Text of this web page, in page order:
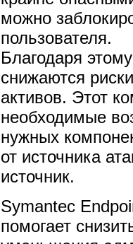
можно
пользователя.
Благодаря
снижаются
активов. Этот
необходимые
нужных
от источника
источник.
Symantec
помогает